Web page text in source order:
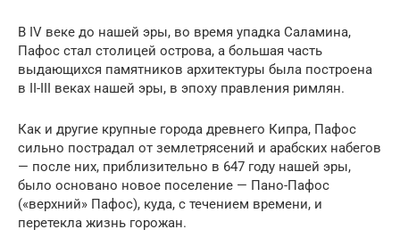
В IV веке до нашей эры, во время упадка Саламина,
Пафос стал столицей острова, а большая часть
выдающихся памятников архитектуры была построена
в II-III веках нашей эры, в эпоху правления римлян.
Как и другие крупные города древнего Кипра, Пафос
сильно пострадал от землетрясений и арабских набегов
— после них, приблизительно в 647 году нашей эры,
было основано новое поселение — Пано-Пафос
(«верхний» Пафос), куда, с течением времени, и
перетекла жизнь горожан.